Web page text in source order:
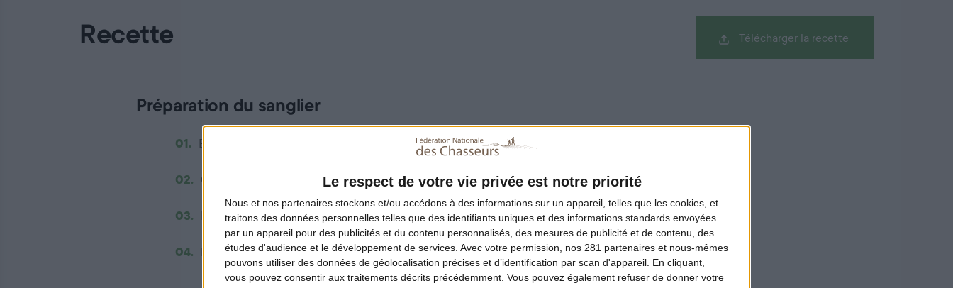
Le respect de votre vie privée est notre priorité
Nous et nos partenaires stockons et/ou accédons à des informations sur un appareil, telles que les cookies, et
traitons des données personnelles telles que des identifiants uniques et des informations standards envoyées
par un appareil pour des publicités et du contenu personnalisés, des mesures de publicité et de contenu, des
études d'audience et le développement de services. Avec votre permission, nos 281 partenaires et nous-mêmes
pouvons utiliser des données de géolocalisation précises et d’identification par scan d'appareil. En cliquant,
vous pouvez consentir aux traitements décrits précédemment. Vous pouvez également refuser de donner votre
Recette Télécharger la recette
Préparation du sanglier
01. Émincer l'oignon et l'ail.
02. Couper le sanglier en dés et le saisir dans une poêle bien chaude 1 minute maximum.
03. Retirer le sanglier de la poêle et ajouter dans la même poêle l'ail et l'oignon ciselés.
04. Les cuire 2 minutes puis retirer de la poêle.